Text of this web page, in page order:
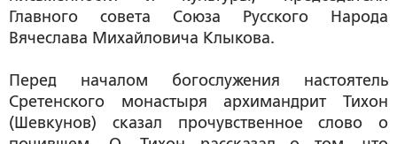
Главного совета Союза Русского Народа
Вячеслава Михайловича Клыкова.
Перед началом богослужения настоятель
Сретенского монастыря архимандрит Тихон
(Шевкунов) сказал прочувственное слово о